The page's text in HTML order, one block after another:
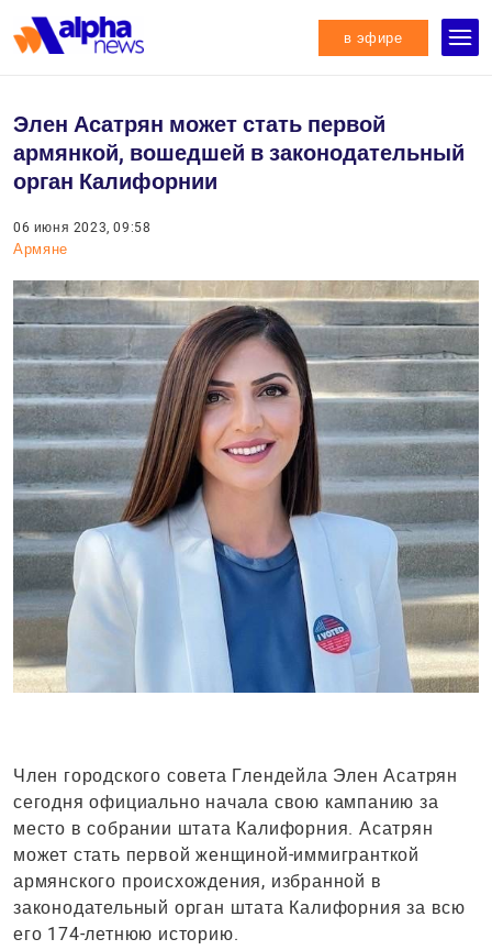
в эфире
Элен Асатрян может стать первой
армянкой, вошедшей в законодательный
орган Калифорнии
06 июня 2023, 09:58
Армяне
Член городского совета Глендейла Элен Асатрян
сегодня официально начала свою кампанию за
место в собрании штата Калифорния. Асатрян
может стать первой женщиной-иммигранткой
армянского происхождения, избранной в
законодательный орган штата Калифорния за всю
его 174-летнюю историю.